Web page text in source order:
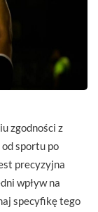
zgodności z
sportu po
precyzyjna
wpływ na
specyfikę tego